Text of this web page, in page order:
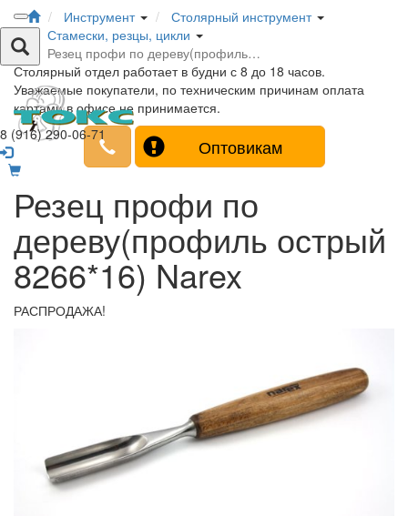
8 (916) 290-06-71
Инструмент
Столярный инструмент
Стамески, резцы, цикли
Резец профи по дереву(профиль…
Столярный отдел работает в будни с 8 до 18 часов.
Уважаемые покупатели, по техническим причинам оплата
картами в офисе не принимается.
Оптовикам
Резец профи по
дереву(профиль острый
8266*16) Narex
РАСПРОДАЖА!